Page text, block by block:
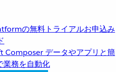
の無料トライアルお申込み
Composer データやアプリと簡
業務を自動化